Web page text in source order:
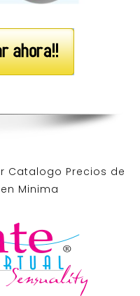
Catalogo Precios de
Minima